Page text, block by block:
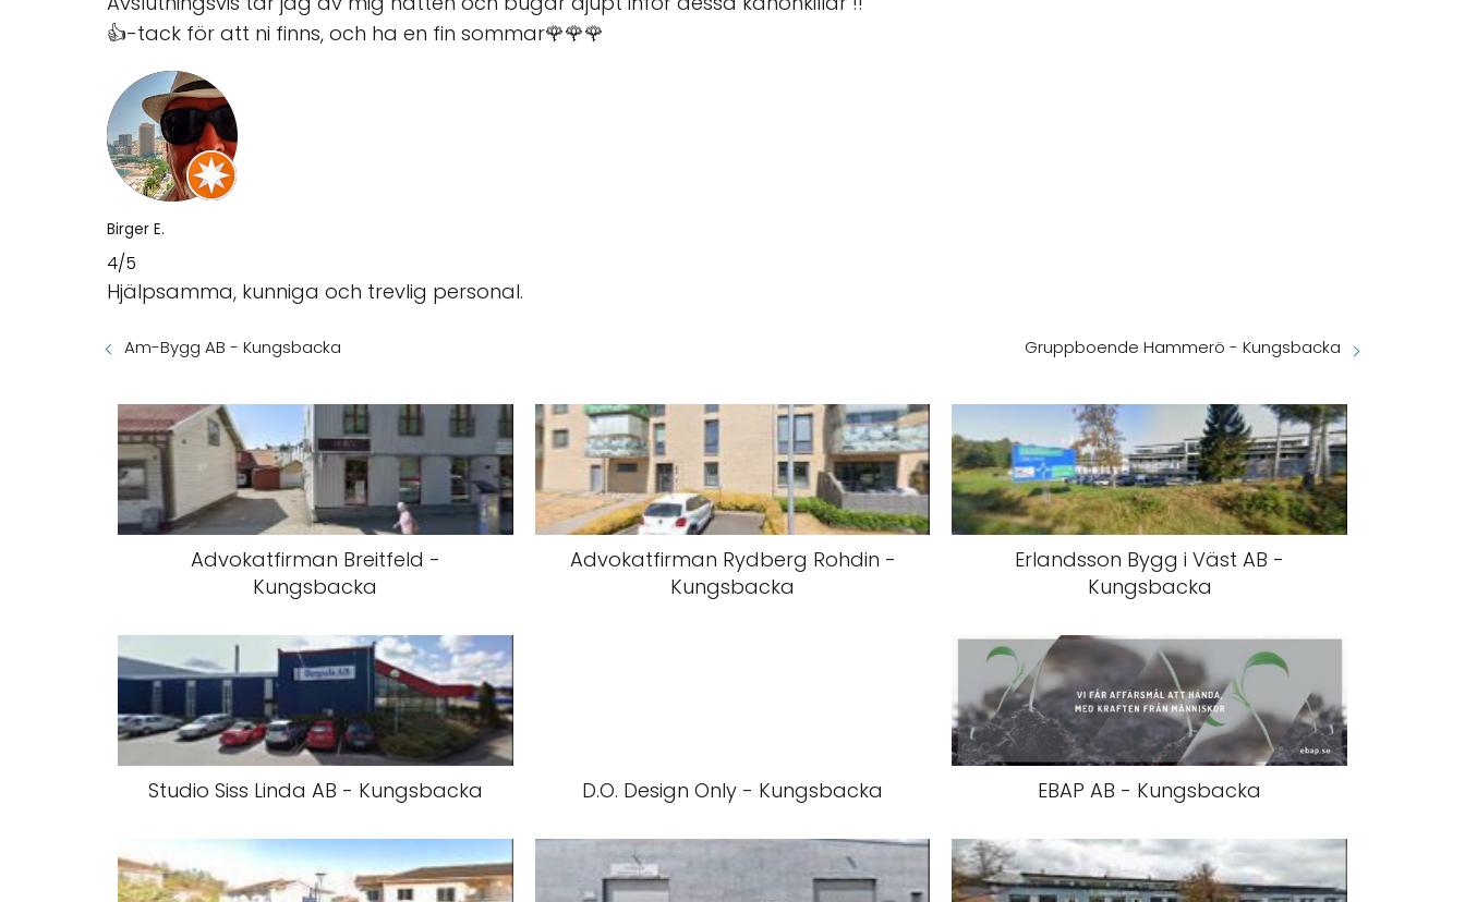
👍-tack för att ni finns, och ha en fin sommar🌹🌹🌹
Birger E.
4/5
Hjälpsamma, kunniga och trevlig personal.
Am-Bygg AB - Kungsbacka Gruppboende Hammerö - Kungsbacka
Advokatfirman Breitfeld -
Kungsbacka
Advokatfirman Rydberg Rohdin -
Kungsbacka
Erlandsson Bygg i Väst AB -
Kungsbacka
Studio Siss Linda AB - Kungsbacka D.O. Design Only - Kungsbacka EBAP AB - Kungsbacka